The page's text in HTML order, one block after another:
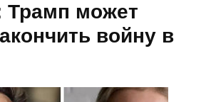
Трамп может
войну в